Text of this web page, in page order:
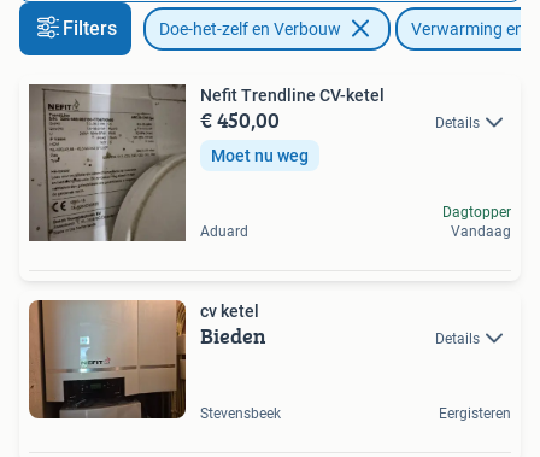
Filters Doe-het-zelf en Verbouw Verwarming en
Nefit Trendline CV-ketel
€ 450,00 Details
Moet nu weg
Aduard
Dagtopper
Vandaag
cv ketel
Bieden Details
Stevensbeek Eergisteren